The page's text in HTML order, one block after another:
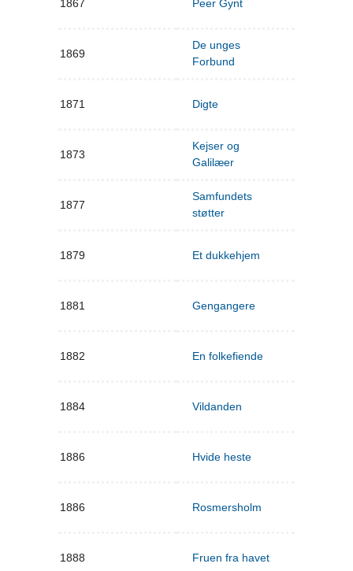
1867 Peer Gynt
1869
De unges
Forbund
1871 Digte
1873
Kejser og
Galilæer
1877
Samfundets
støtter
1879 Et dukkehjem
1881 Gengangere
1882 En folkefiende
1884 Vildanden
1886 Hvide heste
1886 Rosmersholm
1888 Fruen fra havet